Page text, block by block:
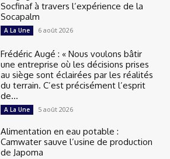
Socfinaf à travers l’expérience de la
Socapalm
A La Une 6 août 2026
Frédéric Augé : « Nous voulons bâtir
une entreprise où les décisions prises
au siège sont éclairées par les réalités
du terrain. C’est précisément l’esprit
de...
A La Une 5 août 2026
Alimentation en eau potable :
Camwater sauve l’usine de production
de Japoma